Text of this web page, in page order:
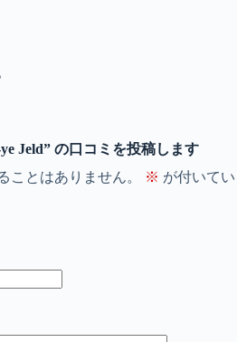
Jeld” の口コミを投稿します
ことはありません。
※ が付いて